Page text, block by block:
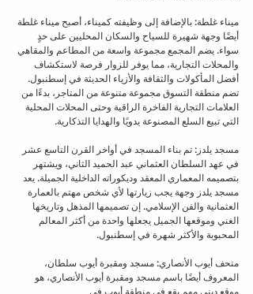
ميناء غلطة: بالإضافة إلى وظيفته كميناء، أصبح ميناء غلطة
أيضًا وجهة شهيرة للسياح والسكان المحليين على حدٍ
سواء. يضم المجمع مجموعة واسعة من المطاعم والمقاهي
والمحلات التجارية، مما يوفر للزوار فرصة لاستكشاف
أفضل المأكولات والثقافة والأزياء الحديثة في إسطنبول.
تضم منطقة التسوق مجموعة متنوعة من المتاجر، بدءًا من
العلامات التجارية الفاخرة الراقية وحتى المحلات المحلية
التي تبيع السلع المصنوعة يدويًا والهدايا التذكارية.
مسجد يلدز: تم بناء المسجد في أواخر القرن التاسع عشر
في عهد السلطان العثماني عبد الحميد الثاني، ويشتهر
بتصميمه المعماري المعقد وديكوراته الداخلية الجميلة. يعد
مسجد يلدز وجهة يجب زيارتها لأي شخص مهتم بالعمارة
العثمانية والفن الإسلامي. إن تصميمها المذهل وتاريخها
الغني وموقعها الجميل يجعلها واحدة من أكثر المعالم
المحبوبة والأكثر شهرة في إسطنبول.
متحف أيوب الأنصاري: مسجد ومقبرة أيوب سلطان،
المعروف أيضًا باسم مسجد ومقبرة أيوب الأنصاري، هو
موقع ديني مهم يقع في منطقة أيوب في